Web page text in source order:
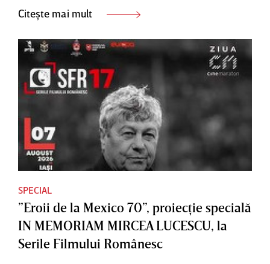
Citește mai mult
SPECIAL
”Eroii de la Mexico 70”, proiecţie specială
IN MEMORIAM MIRCEA LUCESCU, la
Serile Filmului Românesc